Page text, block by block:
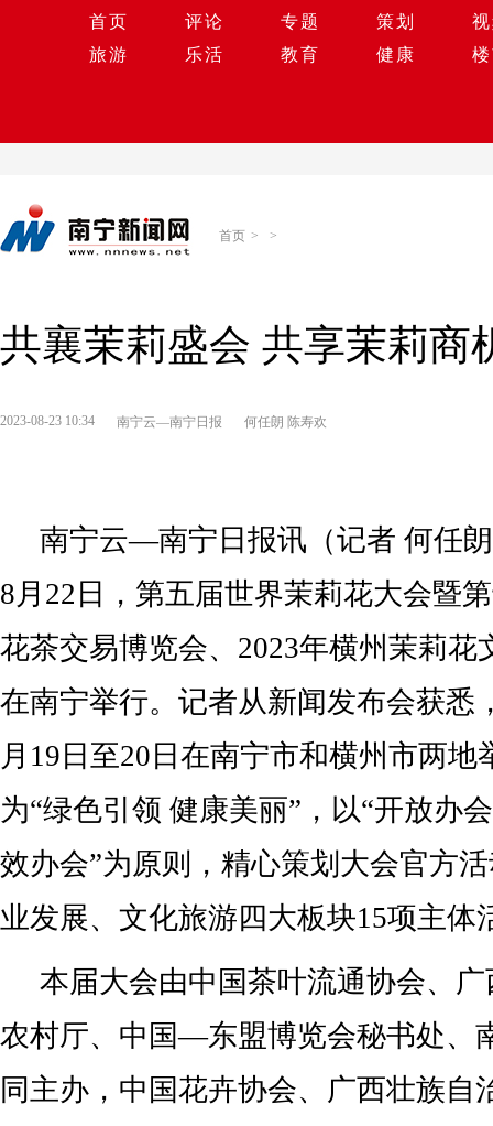
首页 评论 专题 策划
旅游
乐活 教育 健康
首页 > >
共襄茉莉盛会 共享茉莉商
2023-08-23 10:34 南宁云—南宁日报 何任朗 陈寿欢
南宁云—南宁日报讯（记者 何任
8月22日，第五届世界茉莉花大会暨
花茶交易博览会、2023年横州茉莉花
在南宁举行。记者从新闻发布会获悉
月19日至20日在南宁市和横州市两地
为“绿色引领 健康美丽”，以“开放办
效办会”为原则，精心策划大会官方
业发展、文化旅游四大板块15项主体
本届大会由中国茶叶流通协会、
农村厅、中国—东盟博览会秘书处、
同主办，中国花卉协会、广西壮族自